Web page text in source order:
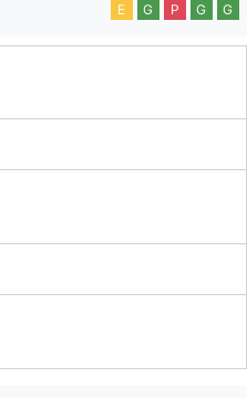
E G P G G